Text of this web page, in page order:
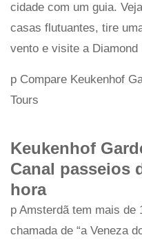
cidade com um guia.
casas flutuantes, tire
vento e visite a Diamond
p Compare Keukenhof
Tours
Keukenhof
Canal passeios
hora
p Amsterdã tem mais
chamada de “a Veneza